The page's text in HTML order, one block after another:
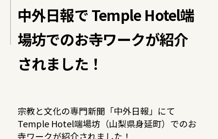
中外日報で Temple Hotel端
場坊でのお寺ワークが紹介
されました！
宗教と文化の専門新聞「中外日報」にて
Temple Hotel端場坊（山梨県身延町）でのお
寺ワークが紹介されました！